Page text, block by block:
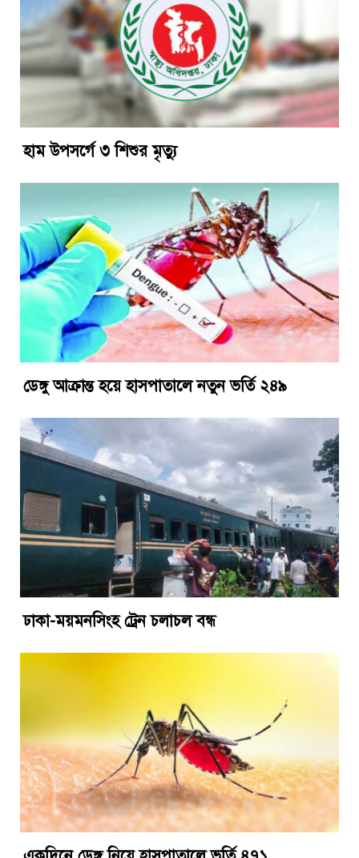
হাম উপসর্গে ৩ শিশুর মৃত্যু
ডেঙ্গু আক্রান্ত হয়ে হাসপাতালে নতুন ভর্তি ২৪৯
ঢাকা-ময়মনসিংহ ট্রেন চলাচল বন্ধ